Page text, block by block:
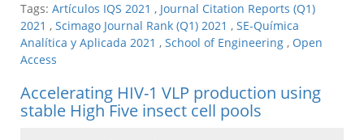
Tags: Artículos IQS 2021 , Journal Citation Reports (Q1)
2021 , Scimago Journal Rank (Q1) 2021 , SE-Química
Analítica y Aplicada 2021 , School of Engineering , Open
Access
Accelerating HIV-1 VLP production using
stable High Five insect cell pools